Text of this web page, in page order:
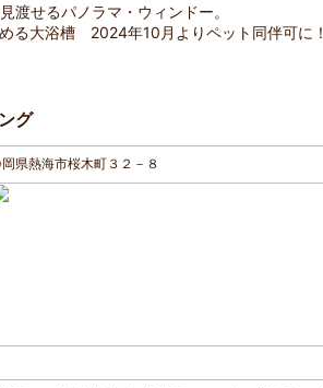
渡せるパノラマ・ウィンドー。
る大浴槽 2024年10月よりペット同伴可に！
グ
県熱海市桜木町３２－８